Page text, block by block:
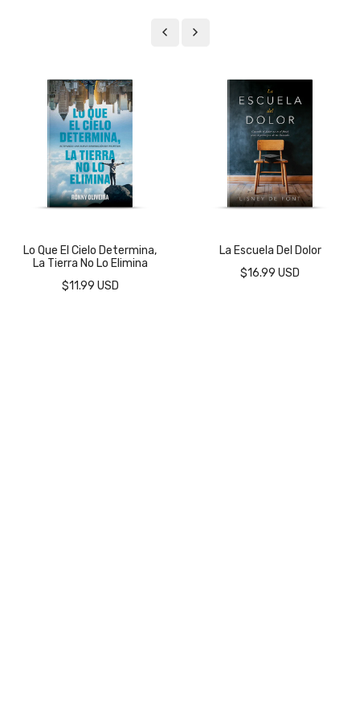
Lo Que El Cielo Determina,
La Tierra No Lo Elimina
$11.99 USD
La Escuela Del Dolor
$16.99 USD